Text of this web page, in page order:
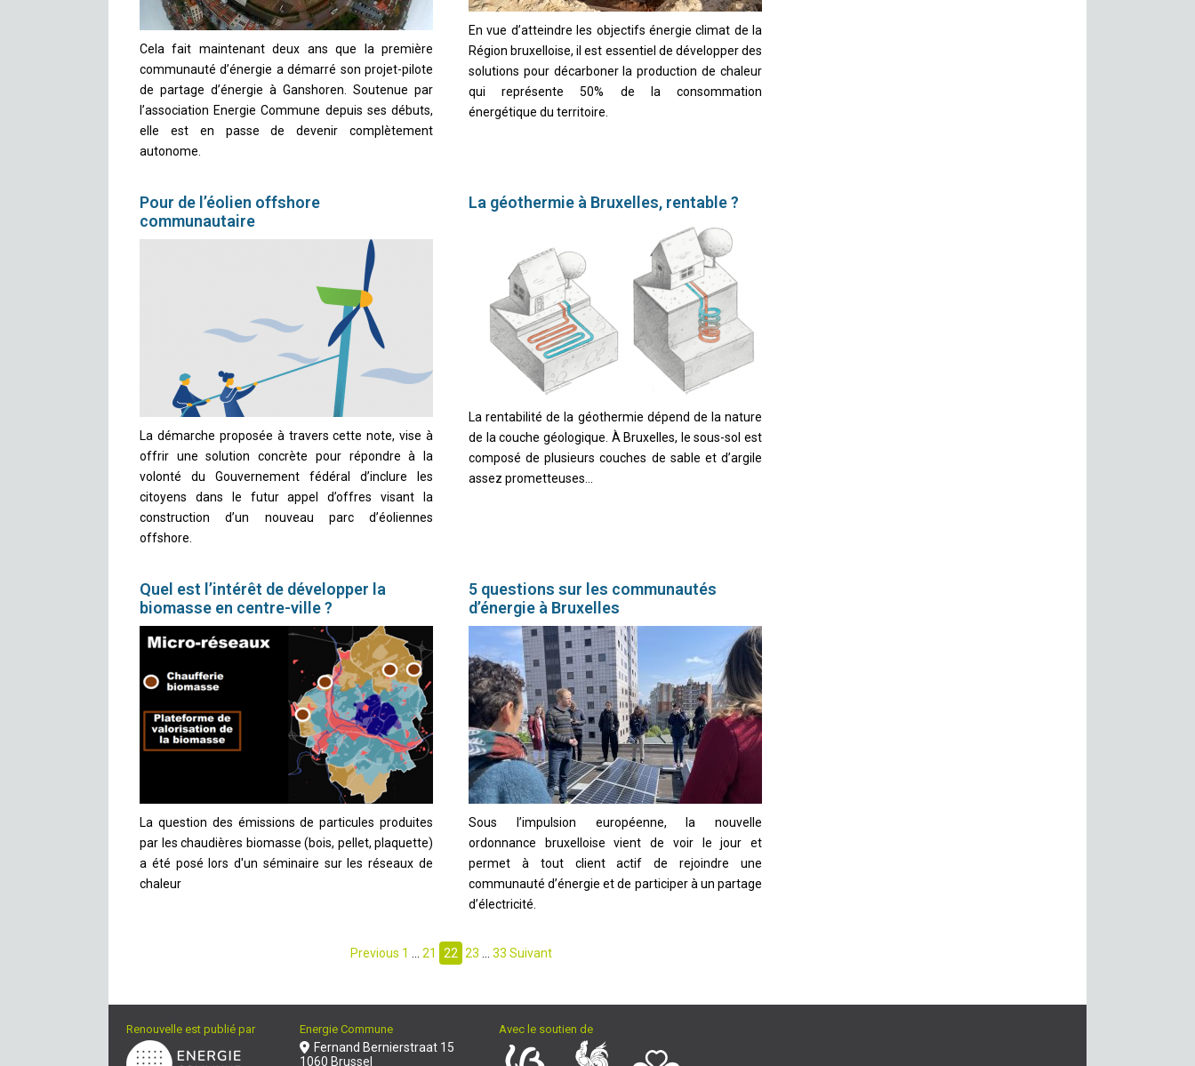
Cela fait maintenant deux ans que la première
communauté d’énergie a démarré son projet-pilote
de partage d’énergie à Ganshoren. Soutenue par
l’association Energie Commune depuis ses débuts,
elle est en passe de devenir complètement
autonome.
En vue d’atteindre les objectifs énergie climat de la
Région bruxelloise, il est essentiel de développer des
solutions pour décarboner la production de chaleur
qui représente 50% de la consommation
énergétique du territoire.
Pour de l’éolien offshore
communautaire
La démarche proposée à travers cette note, vise à
offrir une solution concrète pour répondre à la
volonté du Gouvernement fédéral d’inclure les
citoyens dans le futur appel d’offres visant la
construction d’un nouveau parc d’éoliennes
offshore.
La géothermie à Bruxelles, rentable ?
La rentabilité de la géothermie dépend de la nature
de la couche géologique. À Bruxelles, le sous-sol est
composé de plusieurs couches de sable et d’argile
assez prometteuses...
Quel est l’intérêt de développer la
biomasse en centre-ville ?
La question des émissions de particules produites
par les chaudières biomasse (bois, pellet, plaquette)
a été posé lors d'un séminaire sur les réseaux de
chaleur
5 questions sur les communautés
d’énergie à Bruxelles
Sous l’impulsion européenne, la nouvelle
ordonnance bruxelloise vient de voir le jour et
permet à tout client actif de rejoindre une
communauté d’énergie et de participer à un partage
d’électricité.
Pagination
Previous 1 … 21 22 23 … 33 Suivant
Renouvelle est publié par Energie Commune
Fernand Bernierstraat 15
1060 Brussel
Avec le soutien de